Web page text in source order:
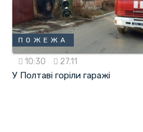
ПОЖЕЖА
10:30 27.11
У Полтаві горіли гаражі